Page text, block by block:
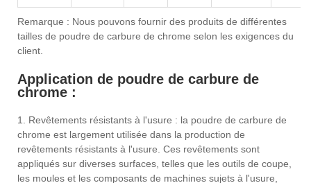
Remarque : Nous pouvons fournir des produits de différentes
tailles de poudre de carbure de chrome selon les exigences du
client.
Application de poudre de carbure de
chrome :
1. Revêtements résistants à l'usure : la poudre de carbure de
chrome est largement utilisée dans la production de
revêtements résistants à l'usure. Ces revêtements sont
appliqués sur diverses surfaces, telles que les outils de coupe,
les moules et les composants de machines sujets à l'usure,